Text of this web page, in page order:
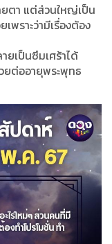
ตา แต่ส่วนใหญ่เป็น
ราะว่ามีเรื่องต้อง
ยเป็นซึมเศร้าได้
ยต่ออายุพระพุทธ